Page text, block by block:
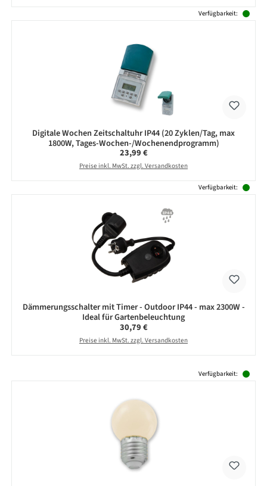
Verfügbarkeit:
Digitale Wochen Zeitschaltuhr IP44 (20 Zyklen/Tag, max
1800W, Tages-Wochen-/Wochenendprogramm)
Regulärer Preis:
23,99 €
Preise inkl. MwSt. zzgl. Versandkosten
Verfügbarkeit:
Dämmerungsschalter mit Timer - Outdoor IP44 - max 2300W -
Ideal für Gartenbeleuchtung
Regulärer Preis:
30,79 €
Preise inkl. MwSt. zzgl. Versandkosten
Verfügbarkeit: